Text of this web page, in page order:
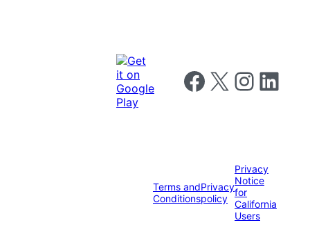
Follow us on Facebook
Follow us on X Follow us on
Follow us
Terms and
Conditions
Privacy
policy
Privacy
Notice
for
California
Users